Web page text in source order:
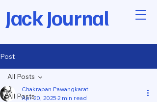
Jack Journal
Post
All Posts
All Posts
Chakrapan Pawangkarat
Apr 20, 2025 2 min read